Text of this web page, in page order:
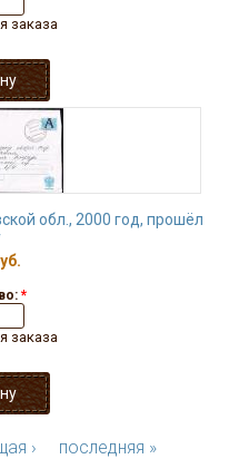
заказа
обл., 2000 год, прошёл
*
заказа
› последняя »